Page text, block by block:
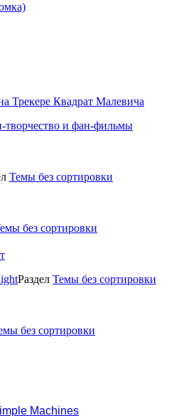
Трекере Квадрат Малевича
творчество и фан-фильмы
Темы без сортировки
без сортировки
Раздел Темы без сортировки
без сортировки
Machines